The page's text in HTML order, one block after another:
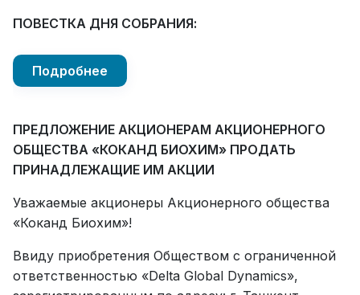
ПОВЕСТКА ДНЯ СОБРАНИЯ:
Подробнее
ПРЕДЛОЖЕНИЕ АКЦИОНЕРАМ АКЦИОНЕРНОГО
ОБЩЕСТВА «КОКАНД БИОХИМ» ПРОДАТЬ
ПРИНАДЛЕЖАЩИЕ ИМ АКЦИИ
Уважаемые акционеры Акционерного общества
«Коканд Биохим»!
Ввиду приобретения Обществом с ограниченной
ответственностью «Delta Global Dynamics»,